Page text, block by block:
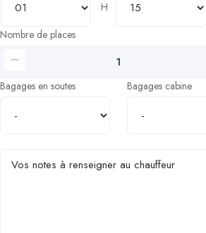
H
Nombre de places
Bagages en soutes Bagages cabine